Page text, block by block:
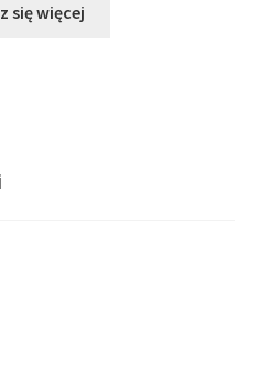
się więcej